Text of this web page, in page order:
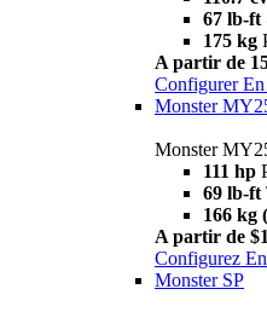
67 lb-ft
175 kg
A partir de
Configurer
Monster
Monster
111 hp
69 lb-ft
166 kg
A partir de
Configurez
Monster SP